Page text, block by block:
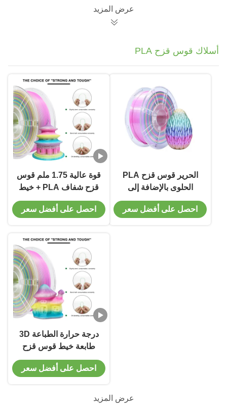
عرض المزيد
أسلاك قوس قزح PLA
الحرير قوس قزح PLA
الحلوى بالإضافة إلى
صلابة محسنة 3D طابعة
خيط للطباعة السلسة
احصل على أفضل سعر
قوة عالية 1.75 ملم قوس
قزح شفاف PLA + خيط
للخيط الطباعة ثلاثية
الأبعاد
احصل على أفضل سعر
درجة حرارة الطباعة 3D
طابعة خيط قوس قزح
شفاف PLA + خيط
1.75mm
احصل على أفضل سعر
عرض المزيد